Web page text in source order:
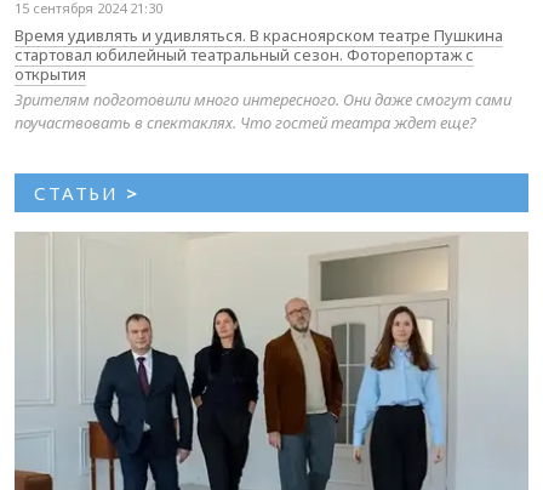
15 сентября 2024 21:30
Время удивлять и удивляться. В красноярском театре Пушкина
стартовал юбилейный театральный сезон. Фоторепортаж с
открытия
Зрителям подготовили много интересного. Они даже смогут сами
поучаствовать в спектаклях. Что гостей театра ждет еще?
СТАТЬИ >